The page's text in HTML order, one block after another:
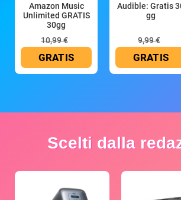
Amazon Music
Unlimited GRATIS
30gg
10,99 €
GRATIS
Audible: Gratis
gg
9,99 €
GRATIS
Scelti dalla